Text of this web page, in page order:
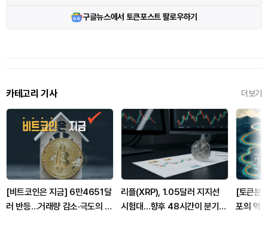
구글뉴스에서 토큰포스트 팔로우하기
카테고리 기사 더보기
[비트코인은 지금] 6만4651달
러 반등…거래량 감소·극도의 공
리플(XRP), 1.05달러 지지선
시험대…향후 48시간이 분기점
[토큰분
포의 역